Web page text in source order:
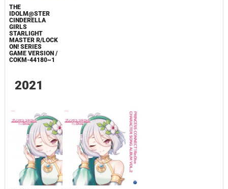
THE
IDOLM@STER
CINDERELLA
GIRLS
STARLIGHT
MASTER R/LOCK
ON! SERIES
GAME VERSION /
COKM-44180~1
2021